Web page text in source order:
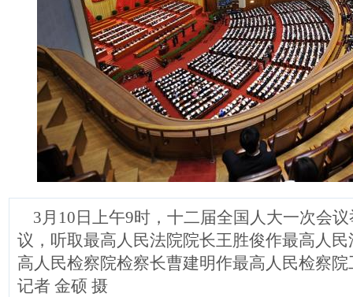
3月10日上午9时，十二届全国人大一次会
议，听取最高人民法院院长王胜俊作最高人
高人民检察院检察长曹建明作最高人民检察
记者 金硕 摄